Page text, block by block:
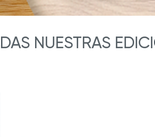
NUESTRAS